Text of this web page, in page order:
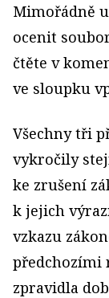
Mimořádně
ocenit
čtěte v
ve sloupku
Všechny tři
vykročily
ke zrušení
k jejich
vzkazu
předchozími
zpravidla